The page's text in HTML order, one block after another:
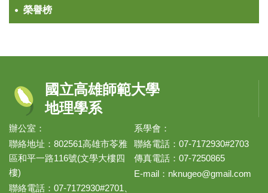
榮譽榜
國立高雄師範大學
地理學系
辦公室：
聯絡地址：802561高雄市苓雅
區和平一路116號(文學大樓四
樓)
聯絡電話：07-7172930#2701、
系學會：
聯絡電話：07-7172930#2703
傳真電話：07-7250865
E-mail： nknugeo@gmail.com